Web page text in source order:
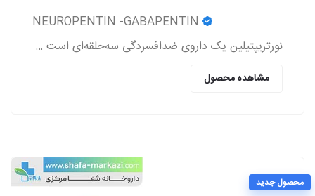
نورتریپتیلین یک داروی ضدافسردگی سه‌حلقه‌ای است که برای درمان افسردگی، دردهای عصبی (نوروپاتی)، پیشگیری از میگرن و برخی اختلالات روانی دیگر تجویز می‌شود
مشاهده محصول
محصول جدید